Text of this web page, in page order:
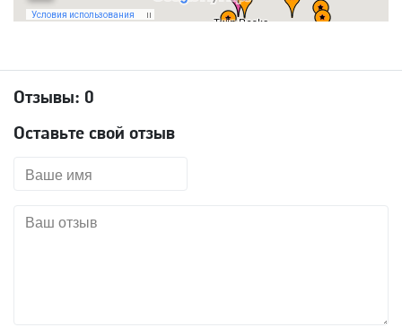
Отзывы: 0
Оставьте свой отзыв